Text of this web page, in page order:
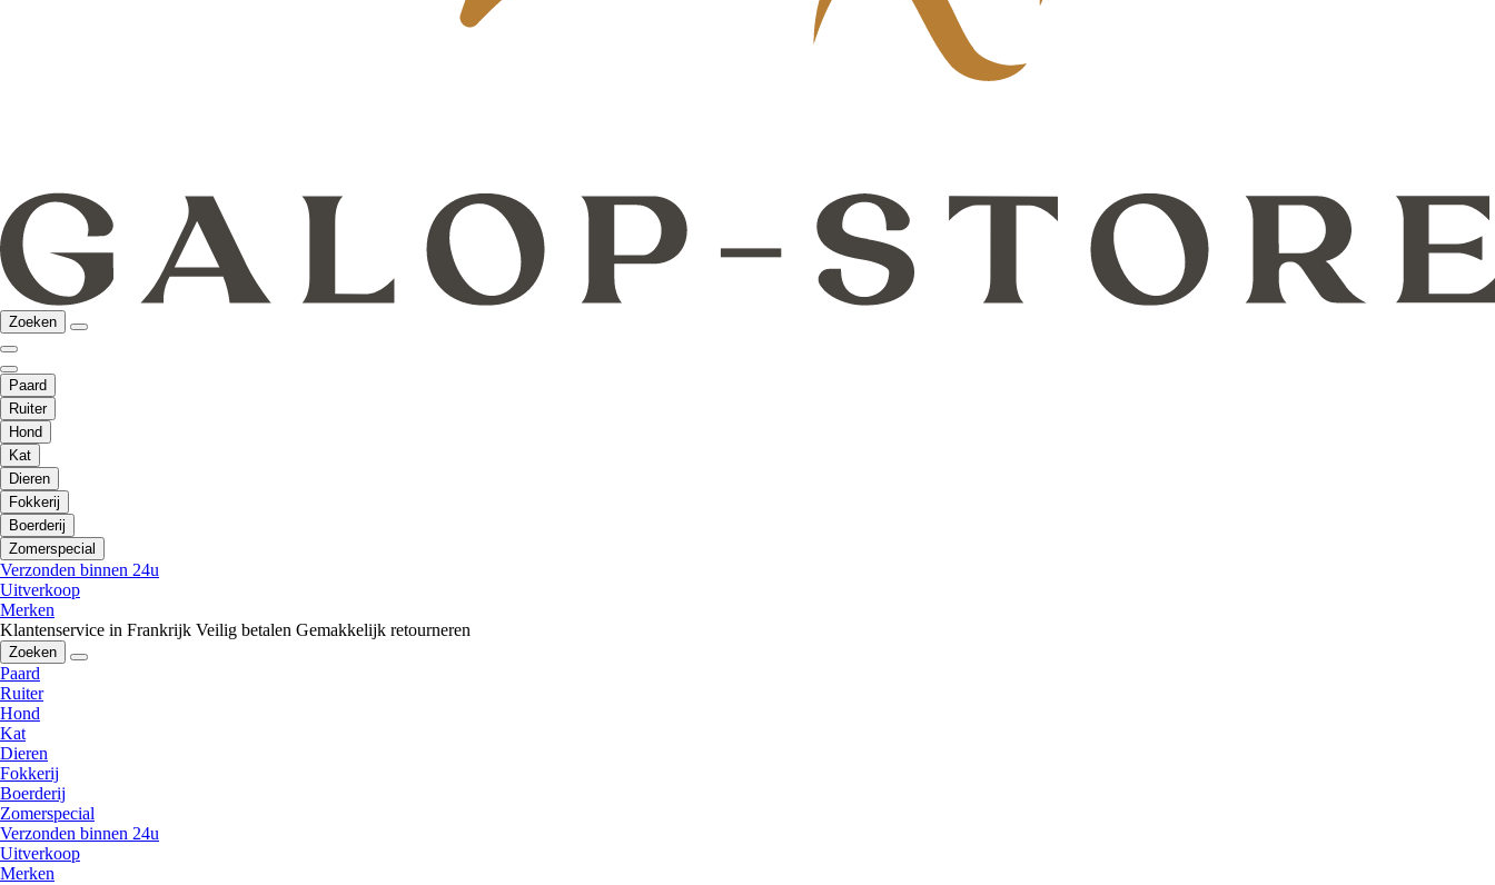
Zoeken
Paard
Ruiter
Hond
Kat
Dieren
Fokkerij
Boerderij
Zomerspecial
Verzonden binnen 24u
Uitverkoop
Merken
Klantenservice in Frankrijk Veilig betalen Gemakkelijk retourneren
Zoeken
Paard
Ruiter
Hond
Kat
Dieren
Fokkerij
Boerderij
Zomerspecial
Verzonden binnen 24u
Uitverkoop
Merken